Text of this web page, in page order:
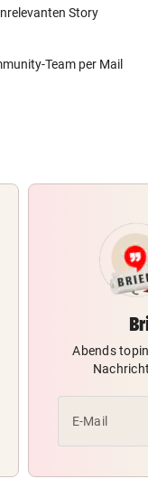
Story
Team per Mail
Abends
E-Mail